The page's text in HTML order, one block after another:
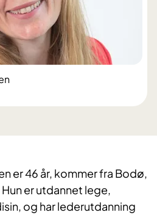
er 46 år, kommer fra Bodø,
er utdannet lege,
og har lederutdanning